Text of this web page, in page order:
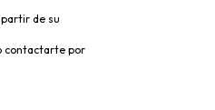
de su
contactarte por